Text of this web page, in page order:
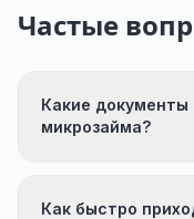
Частые
Какие
микрозайма?
Как быстро